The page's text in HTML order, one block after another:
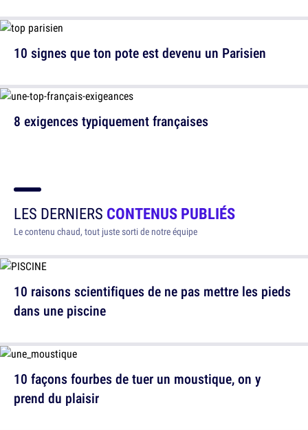
8 exigences typiquement françaises
10 signes que ton pote est devenu un Parisien
LES DERNIERS CONTENUS PUBLIÉS
Le contenu chaud, tout juste sorti de notre équipe
10 raisons scientifiques de ne pas mettre les pieds
dans une piscine
10 façons fourbes de tuer un moustique, on y
prend du plaisir